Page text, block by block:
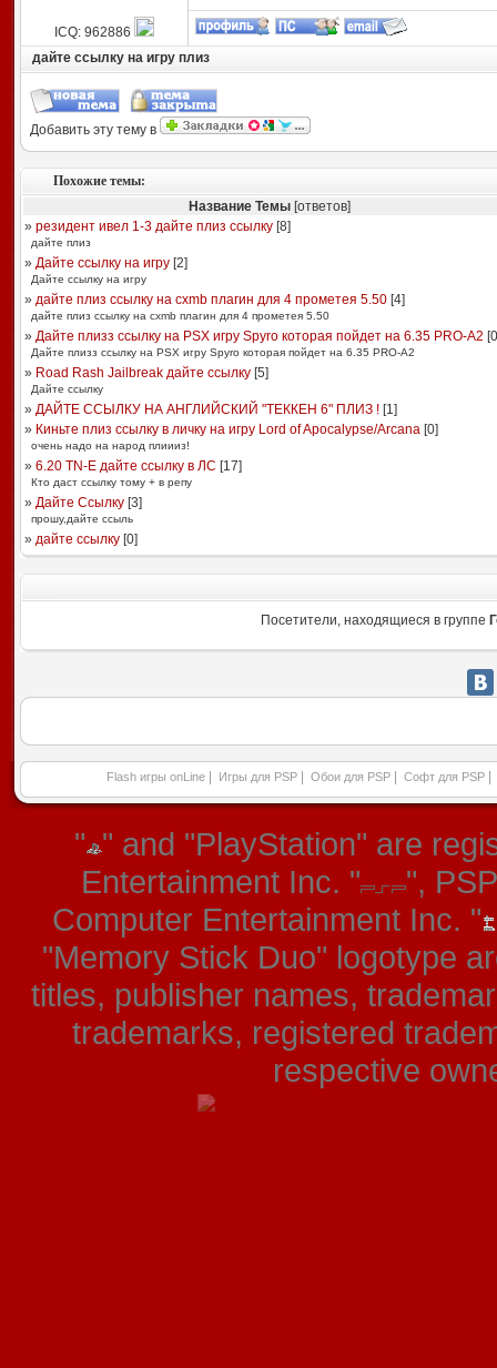
ICQ: 962886
дайте ссылку на игру плиз
Добавить эту тему в
Похожие темы:
Название Темы[ответов]
» резидент ивел 1-3 дайте плиз ссылку[8]
дайте плиз
» Дайте ссылку на игру[2]
Дайте ссылку на игру
» дайте плиз ссылку на cxmb плагин для 4 прометея 5.50[4]
дайте плиз ссылку на cxmb плагин для 4 прометея 5.50
» Дайте плизз ссылку на PSX игру Spyro которая пойдет на 6.35 PRO-A2 [0
Дайте плизз ссылку на PSX игру Spyro которая пойдет на 6.35 PRO-A2
» Road Rash Jailbreak дайте ссылку[5]
Дайте ссылку
» ДАЙТЕ ССЫЛКУ НА АНГЛИЙСКИЙ "ТЕККЕН 6" ПЛИЗ ![1]
» Киньте плиз ссылку в личку на игру Lord of Apocalypse/Arcana[0]
очень надо на народ плиииз!
» 6.20 TN-E дайте ссылку в ЛС [17]
Кто даст ссылку тому + в репу
» Дайте Ссылку[3]
прошу,дайте ссыль
» дайте ссылку[0]
Посетители, находящиеся в группе
Flash игры onLine Игры для PSP Обои для PSP Софт для PSP
" " and "PlayStation" are
Entertainment Inc. "
",
Computer Entertainment Inc. "
"Memory Stick Duo" logotype
titles, publisher names,
trademarks, registered
respective